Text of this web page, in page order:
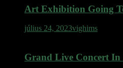
Art Exhibition Going
július 24, 2023vighims
Grand Live Concert In